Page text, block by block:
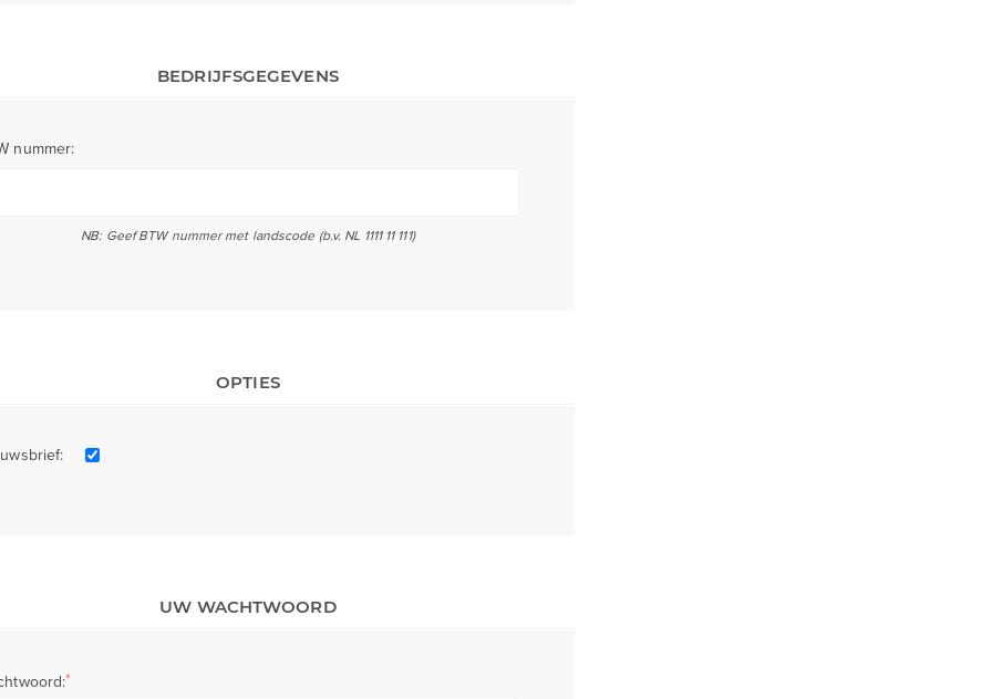
BEDRIJFSGEGEVENS
nummer:
NB: Geef BTW nummer met landscode (b.v. NL 1111 11 111)
OPTIES
UW WACHTWOORD
*